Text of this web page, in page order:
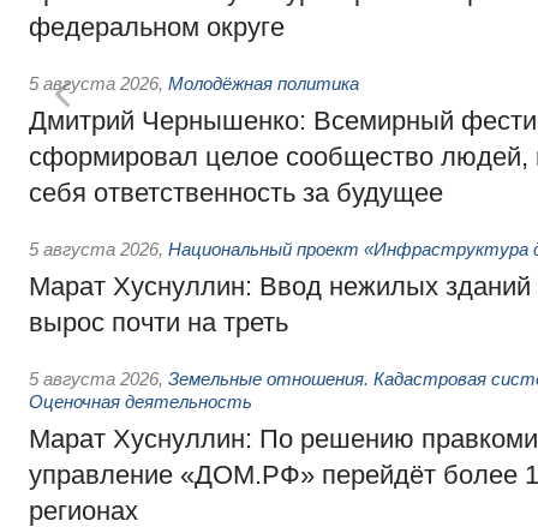
федеральном округе
5 августа 2026, Молодёжная политика
Дмитрий Чернышенко: Всемирный
сформировал целое сообщество людей,
себя ответственность за будущее
5 августа 2026, Национальный проект «Инфраструктура
Марат Хуснуллин: Ввод нежилых зданий
вырос почти на треть
5 августа 2026, Земельные отношения. Кадастровая
Оценочная деятельность
Марат Хуснуллин: По решению
управление «ДОМ.РФ» перейдёт более
регионах